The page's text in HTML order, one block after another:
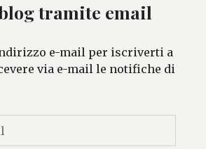
tramite email
e-mail per iscriverti a
via e-mail le notifiche di